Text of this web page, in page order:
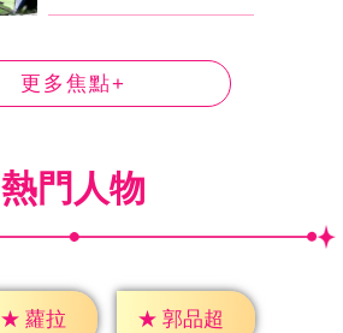
更多焦點+
熱門人物
★ 蘿拉 ★ 郭品超